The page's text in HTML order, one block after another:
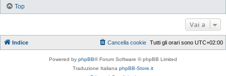
Top
Vai a
Indice Tutti gli orari sono UTC+02:00
Cancella cookie
Powered by phpBB® Forum Software © phpBB Limited
Traduzione Italiana phpBB-Store.it